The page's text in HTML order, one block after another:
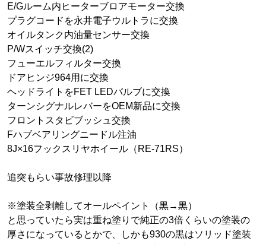
E/Gルーム内ヒーターブロアモーター交換
プラグコードを永井電子ウルトラに交換
オイルタンク内油量センサー交換
P/Wスイッチ交換(2)
フューエルフィルター交換
ドアヒンジ964用に交換
ヘッドライトをFET LEDバルブに交換
ターンシグナルレバーをOEM新品に交換
フロントスタビブッシュ交換
Fハブベアリングニードル注油
8J×16フックスリヤホイール（RE-71RS）
追突もらい事故修理以降
※塗装全剥離してオールペイント（黒→黒）
と思っていたら実は重ね塗りで純正の3倍くらいの塗装の
厚さになっているとかで、しかも930の黒はソリッド塗装